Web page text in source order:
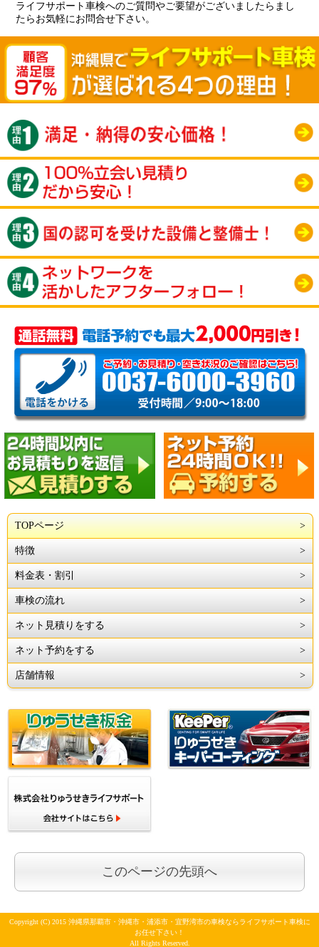
ライフサポート車検へのご質問やご要望がございましたらまし
たらお気軽にお問合せ下さい。
TOPページ
特徴
料金表・割引
車検の流れ
ネット見積りをする
ネット予約をする
店舗情報
このページの先頭へ
Copyright (C) 2015 沖縄県那覇市・沖縄市・浦添市・宜野湾市の車検ならライフサポート車検に
お任せ下さい！
All Rights Reserved.